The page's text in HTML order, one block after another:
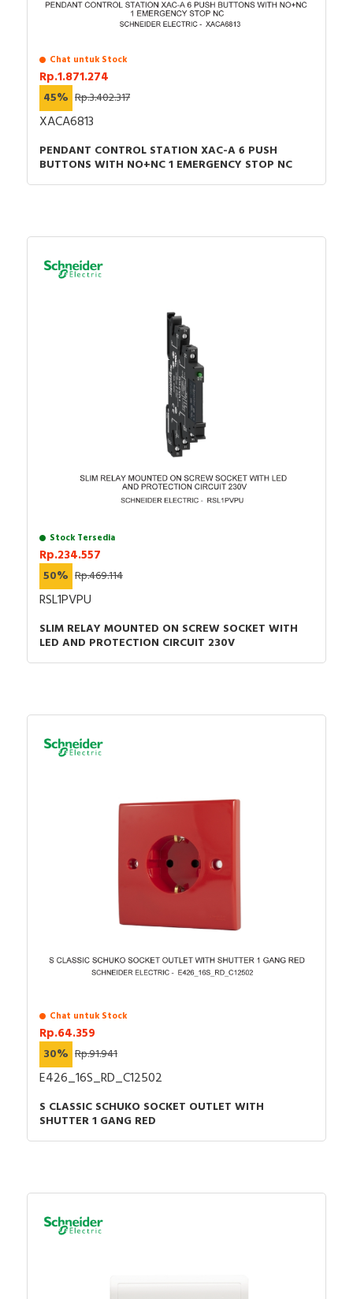
Chat untuk Stock
Rp.1.871.274
45% Rp.3.402.317
XACA6813
PENDANT CONTROL STATION XAC-A 6 PUSH
BUTTONS WITH NO+NC 1 EMERGENCY STOP NC
Stock Tersedia
Rp.234.557
50% Rp.469.114
RSL1PVPU
SLIM RELAY MOUNTED ON SCREW SOCKET WITH
LED AND PROTECTION CIRCUIT 230V
Chat untuk Stock
Rp.64.359
30% Rp.91.941
E426_16S_RD_C12502
S CLASSIC SCHUKO SOCKET OUTLET WITH
SHUTTER 1 GANG RED